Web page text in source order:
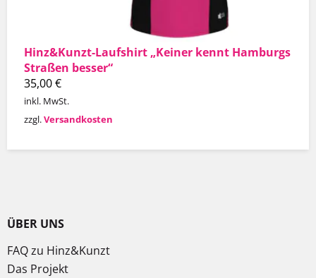
Hinz&Kunzt-Laufshirt „Keiner kennt Hamburgs
Straßen besser“
35,00€
inkl. MwSt.
zzgl.Versandkosten
ÜBER UNS
FAQ zu Hinz&Kunzt
Das Projekt